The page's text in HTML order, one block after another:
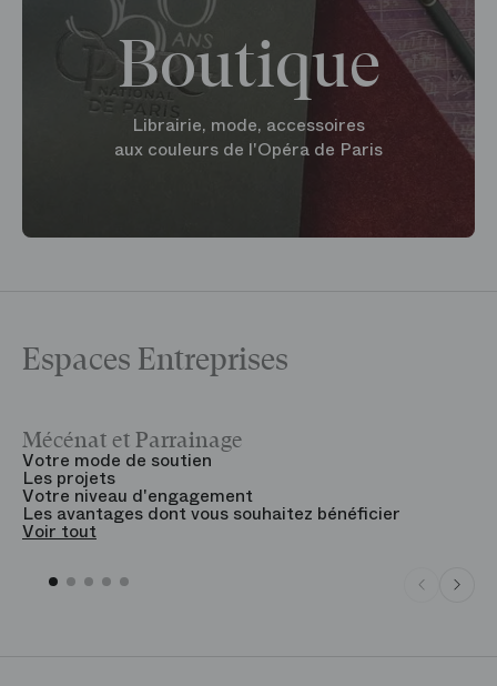
Boutique
Librairie, mode, accessoires
aux couleurs de l'Opéra de Paris
Espaces Entreprises
Mécénat et Parrainage
Votre mode de soutien
Les projets
Votre niveau d'engagement
Les avantages dont vous souhaitez bénéficier
Voir tout